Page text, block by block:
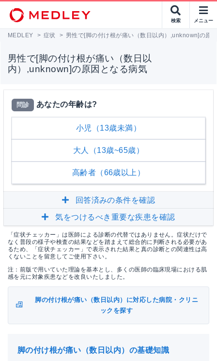
検索 メニュー
MEDLEY > 症状 > 男性で[脚の付け根が痛い（数日以内）,unknown]の原
男性で[脚の付け根が痛い（数日以
内）,unknown]の原因となる病気
問診 あなたの年齢は?
小児（13歳未満）
大人（13歳~65歳）
高齢者（66歳以上）
回答済みの条件を確認
気をつけるべき重要な疾患を確認
「症状チェッカー」は医師による診断の代替ではありません。症状だけで
なく普段の様子や検査の結果などを踏まえて総合的に判断される必要があ
るため、「症状チェッカー」で表示された結果と真の診断との関連性は高
くないことを留意してご使用下さい。
注：前版で用いていた理論を基本とし、多くの医師の臨床現場における肌
感を元に対象疾患などを改良いたしました。
脚の付け根が痛い（数日以内）に対応した病院・クリニ
ックを探す
脚の付け根が痛い（数日以内）の基礎知識